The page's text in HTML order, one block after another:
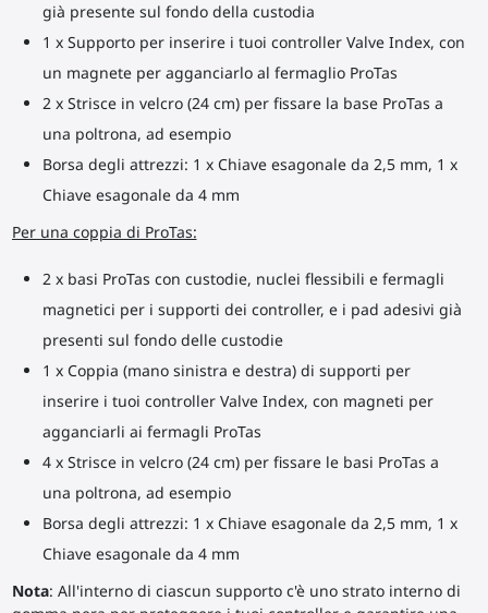
già presente sul fondo della custodia
1 x Supporto per inserire i tuoi controller Valve Index, con
un magnete per agganciarlo al fermaglio ProTas
2 x Strisce in velcro (24 cm) per fissare la base ProTas a
una poltrona, ad esempio
Borsa degli attrezzi: 1 x Chiave esagonale da 2,5 mm, 1 x
Chiave esagonale da 4 mm
Per una coppia di ProTas:
2 x basi ProTas con custodie, nuclei flessibili e fermagli
magnetici per i supporti dei controller, e i pad adesivi già
presenti sul fondo delle custodie
1 x Coppia (mano sinistra e destra) di supporti per
inserire i tuoi controller Valve Index, con magneti per
agganciarli ai fermagli ProTas
4 x Strisce in velcro (24 cm) per fissare le basi ProTas a
una poltrona, ad esempio
Borsa degli attrezzi: 1 x Chiave esagonale da 2,5 mm, 1 x
Chiave esagonale da 4 mm
Nota: All'interno di ciascun supporto c'è uno strato interno di